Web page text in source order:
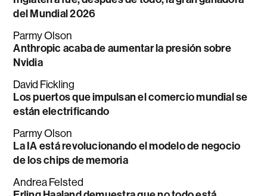
del Mundial 2026
Parmy Olson
Anthropic acaba de aumentar la presión sobre
Nvidia
David Fickling
Los puertos que impulsan el comercio mundial se
están electrificando
Parmy Olson
La IA está revolucionando el modelo de negocio
de los chips de memoria
Andrea Felsted